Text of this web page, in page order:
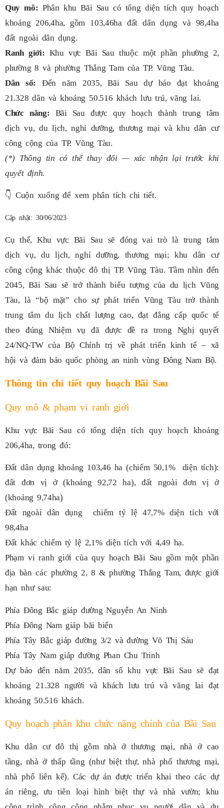
Quy mô: Phân khu Bãi Sau có tổng diện tích quy hoạch
khoảng 206,4ha, gồm 103,46ha đất dân dụng và 98,4ha
đất ngoài dân dụng.
Ranh giới: Khu vực Bãi Sau thuộc một phần phường 2,
phường 8 và phường Thắng Tam của TP. Vũng Tàu.
Dân số:
Đến năm 2035, Bãi Sau dự báo đạt khoảng
21.328 dân và khoảng 50.516 khách lưu trú, vãng lai.
Chức năng:
Bãi Sau được quy hoạch thành trung tâm
dịch vụ, du lịch, nghỉ dưỡng, thương mại và khu dân cư
công cộng của TP. Vũng Tàu.
(*) Thông tin có thể thay đổi — xác nhận lại trước khi
quyết định.
👇 Cuộn xuống để xem phân tích chi tiết.
Cập nhật: 30/06/2023
Cụ thể, Khu vực Bãi Sau sẽ đóng vai trò là trung tâm
dịch vụ, du lịch, nghỉ dưỡng, thương mại; khu dân cư
công cộng khác thuộc đô thị TP. Vũng Tàu. Tầm nhìn đến
2045, Bãi Sau sẽ trở thành biểu tượng của du lịch Vũng
Tàu, là “bộ mặt” cho sự phát triển Vũng Tàu trở thành
trung tâm du lịch chất lượng cao, đạt đẳng cấp quốc tế
theo đúng Nhiệm vụ đã được đề ra trong Nghị quyết
24/NQ-TW của Bộ Chính trị về phát triển kinh tế – xã
hội và đảm bảo quốc phòng an ninh vùng Đông Nam Bộ.
Thông tin chi tiết quy hoạch Bãi Sau
Quy mô & phạm vi ranh giới
Khu vực Bãi Sau có tổng diện tích quy hoạch khoảng
206,4ha, trong đó:
Đất dân dụng khoảng 103,46 ha (chiếm 50,1% diện tích):
đất đơn vị ở (khoảng 92,72 ha), đất ngoài đơn vị ở
(khoảng 9,74ha)
Đất ngoài dân dụng chiếm tỷ lệ 47,7% diện tích với
98,4ha
Đất khác chiếm tỷ lệ 2,1% diện tích với 4,49 ha.
Phạm vi ranh giới của quy hoạch Bãi Sau gồm một phần
địa bàn các phường 2, 8 & phường Thắng Tam, được giới
hạn như sau:
Phía Đông Bắc giáp đường Nguyễn An Ninh
Phía Đông Nam giáp bãi biển
Phía Tây Bắc giáp đường 3/2 và đường Võ Thị Sáu
Phía Tây Nam giáp đường Phan Chu Trinh
Dự báo đến năm 2035, dân số khu vực Bãi Sau sẽ đạt
khoảng 21.328 người và khách lưu trú và vãng lai đạt
khoảng 50.516 khách.
Quy hoạch phân khu chức năng chính của Bãi Sau
Khu dân cư đô thị gồm nhà ở thương mại, nhà ở cao
tầng, nhà ở thấp tầng (như biệt thự, nhà phố thương mại,
nhà phố liên kế). Các dự án được triển khai theo các dự
án riêng, ưu tiên loại hình biệt thự và nhà vườn; khu